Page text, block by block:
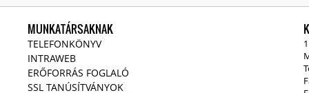
MUNKATÁRSAKNAK
TELEFONKÖNYV
INTRAWEB
ERŐFORRÁS FOGLALÓ
SSL TANÚSÍTVÁNYOK